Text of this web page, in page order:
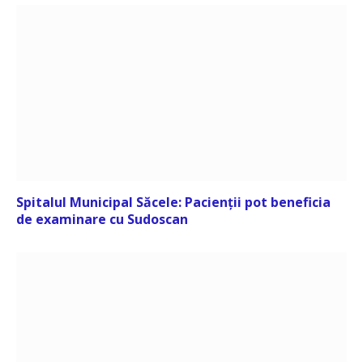
Spitalul Municipal Săcele: Pacienții pot beneficia
de examinare cu Sudoscan